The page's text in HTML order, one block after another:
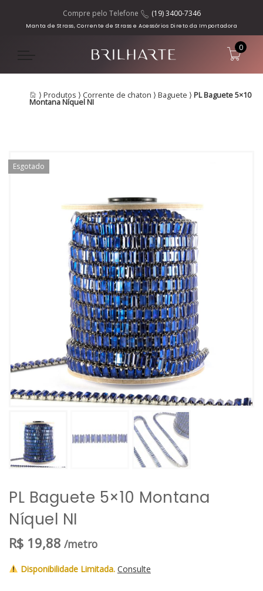
Compre pelo Telefone (19) 3400-7346
Manta de Strass, Corrente de Strass e Acessórios Direto da Importadora
0
⟩ Produtos ⟩ Corrente de chaton ⟩ Baguete ⟩ PL Baguete 5×10
Montana Níquel NI
Esgotado
PL Baguete 5×10 Montana
Níquel NI
R$ 19,88 /metro
Disponibilidade Limitada. Consulte